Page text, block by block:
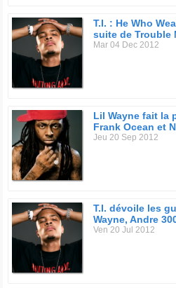
Legend" (Platine) (2004)
T.I. : He Who
suite de Trouble
Mar 04 Dec 2012
Lil Wayne fait la
Frank Ocean et
Jeu 20 Sep 2012
T.I. dévoile les
Wayne, Andre
Ven 20 Jul 2012